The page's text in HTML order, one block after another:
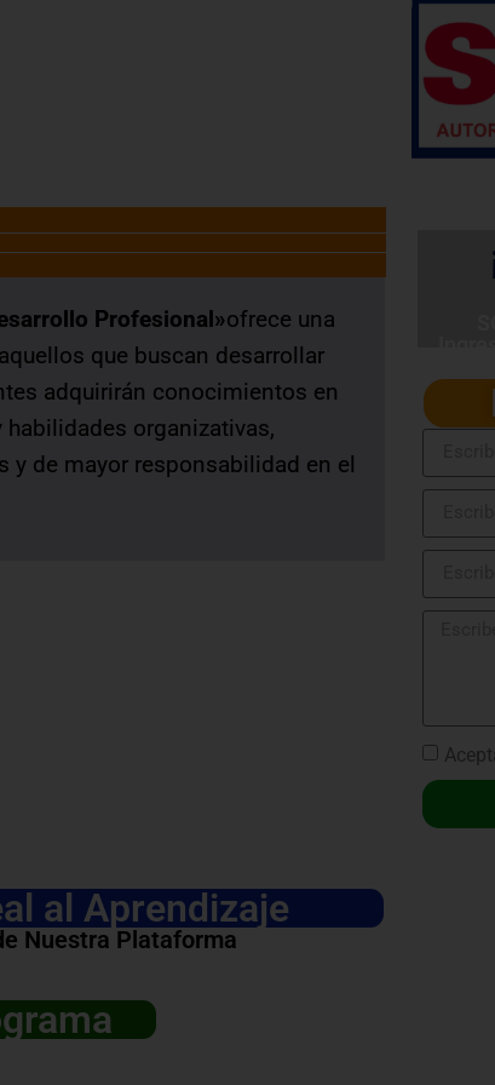
Profesional»ofrece una
que buscan desarrollar
adquirirán conocimientos en
organizativas,
y de mayor responsabilidad en el
al Aprendizaje
Nuestra Plataforma